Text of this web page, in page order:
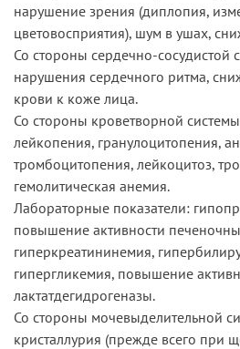
нарушение зрения (диплопия,
цветовосприятия), шум в ушах,
Со стороны сердечно-сосудистой
нарушения сердечного ритма,
крови к коже лица.
Со стороны кроветворной
лейкопения, гранулоцитопения,
тромбоцитопения, лейкоцитоз,
гемолитическая анемия.
Лабораторные показатели:
повышение активности
гиперкреатининемия,
гипергликемия, повышение
лактатдегидрогеназы.
Со стороны мочевыделительной
кристаллурия (прежде всего при